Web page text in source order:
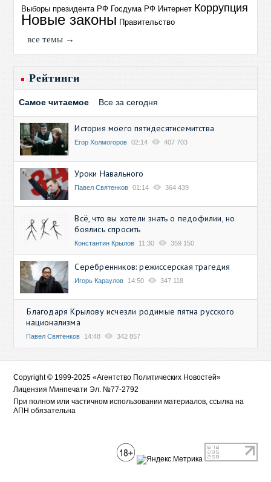
Выборы президента РФ Госдума РФ Интернет Коррупция
Новые законы Правительство
все темы →
Рейтинги
Самое читаемое Все за сегодня
История моего пятидесятисемитства
Егор Холмогоров 02:14 407 703
Уроки Навального
Павел Святенков 01:14 364 439
Всё, что вы хотели знать о педофилии, но
боялись спросить
Константин Крылов 11:30 359 150
Серебренников: режиссерская трагедия
Игорь Караулов 14:50 347 118
Благодаря Крылову исчезли родимые пятна русского
национализма
Павел Святенков 14:48 342 857
Copyright © 1999-2025 «Агентство Политических Новостей»
Лицензия Минпечати Эл. №77-2792
При полном или частичном использовании материалов, ссылка на
АПН обязательна